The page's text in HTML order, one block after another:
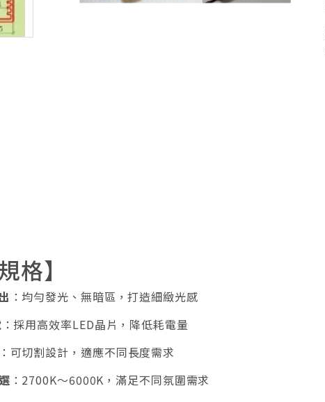
格】
：均勻發光、無暗區，打造細緻光感
：採用高效率LED晶片，降低耗電量
：可切割設計，適應不同長度需求
：2700K～6000K，滿足不同氛圍需求